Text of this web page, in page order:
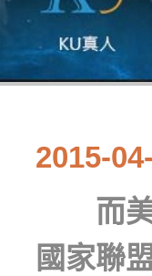
2015-
而美
國家聯